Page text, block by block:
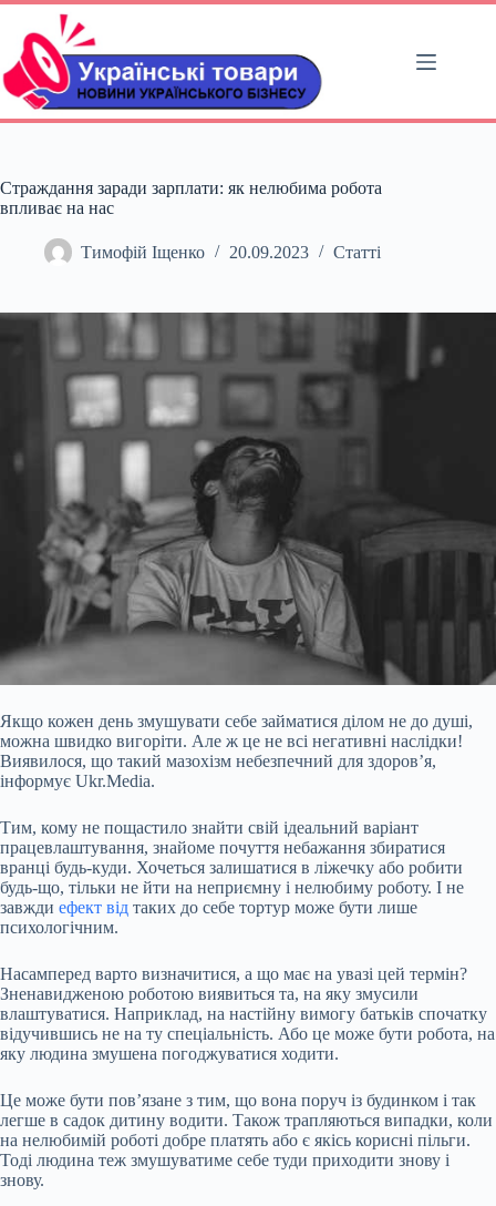
Перейти
вмісту
Страждання заради зарплати: як нелюбима робота
впливає на нас
Тимофій Іщенко 20.09.2023 Статті
Якщо кожен день змушувати себе займатися ділом не до душі,
можна швидко вигоріти. Але ж це не всі негативні наслідки!
Виявилося, що такий мазохізм небезпечний для здоров’я,
інформує Ukr.Media.
Тим, кому не пощастило знайти свій ідеальний варіант
працевлаштування, знайоме почуття небажання збиратися
вранці будь-куди. Хочеться залишатися в ліжечку або робити
будь-що, тільки не йти на неприємну і нелюбиму роботу. І не
завжди ефект від таких до себе тортур може бути лише
психологічним.
Насамперед варто визначитися, а що має на увазі цей термін?
Зненавидженою роботою виявиться та, на яку змусили
влаштуватися. Наприклад, на настійну вимогу батьків спочатку
відучившись не на ту спеціальність. Або це може бути робота, на
яку людина змушена погоджуватися ходити.
Це може бути пов’язане з тим, що вона поруч із будинком і так
легше в садок дитину водити. Також трапляються випадки, коли
на нелюбимій роботі добре платять або є якісь корисні пільги.
Тоді людина теж змушуватиме себе туди приходити знову і
знову.